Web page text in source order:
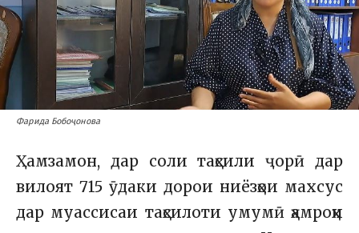
Фарида Бобоҷонова
Ҳамзамон, дар соли таҳсили ҷорӣ дар
вилоят 715 ӯдаки дорои ниёзҳои махсус
дар муассисаи таҳсилоти умумӣ ҳамроҳи